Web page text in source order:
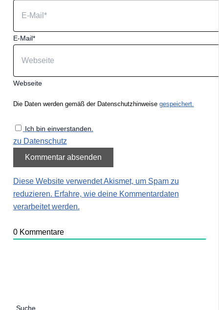
E-Mail*
Webseite
Die Daten werden gemäß der Datenschutzhinweise gespeichert.
Ich bin einverstanden.
zu Datenschutz
Diese Website verwendet Akismet, um Spam zu
reduzieren. Erfahre, wie deine Kommentardaten
verarbeitet werden.
0Kommentare
Suche